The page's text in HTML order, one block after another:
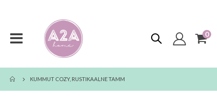
Toggle
Nav
Cart
0
KUMMUT COZY, RUSTIKAALNE TAMM